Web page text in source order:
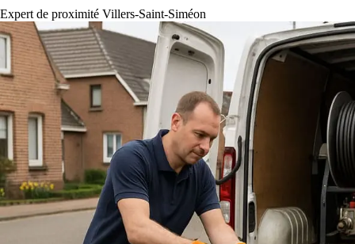
Expert de proximité Villers-Saint-Siméon